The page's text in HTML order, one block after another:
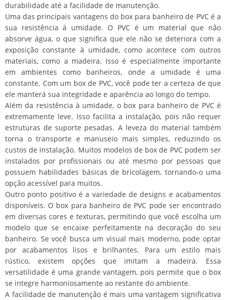
durabilidade até a facilidade de manutenção.
Uma das principais vantagens do box para banheiro de PVC é a
sua resistência à umidade. O PVC é um material que não
absorve água, o que significa que ele não se deteriora com a
exposição constante à umidade, como acontece com outros
materiais, como a madeira. Isso é especialmente importante
em ambientes como banheiros, onde a umidade é uma
constante. Com um box de PVC, você pode ter a certeza de que
ele manterá sua integridade e aparência ao longo do tempo.
Além da resistência à umidade, o box para banheiro de PVC é
extremamente leve. Isso facilita a instalação, pois não requer
estruturas de suporte pesadas. A leveza do material também
torna o transporte e manuseio mais simples, reduzindo os
custos de instalação. Muitos modelos de box de PVC podem ser
instalados por profissionais ou até mesmo por pessoas que
possuem habilidades básicas de bricolagem, tornando-o uma
opção acessível para muitos.
Outro ponto positivo é a variedade de designs e acabamentos
disponíveis. O box para banheiro de PVC pode ser encontrado
em diversas cores e texturas, permitindo que você escolha um
modelo que se encaixe perfeitamente na decoração do seu
banheiro. Se você busca um visual mais moderno, pode optar
por acabamentos lisos e brilhantes. Para um estilo mais
rústico, existem opções que imitam a madeira. Essa
versatilidade é uma grande vantagem, pois permite que o box
se integre harmoniosamente ao restante do ambiente.
A facilidade de manutenção é mais uma vantagem significativa